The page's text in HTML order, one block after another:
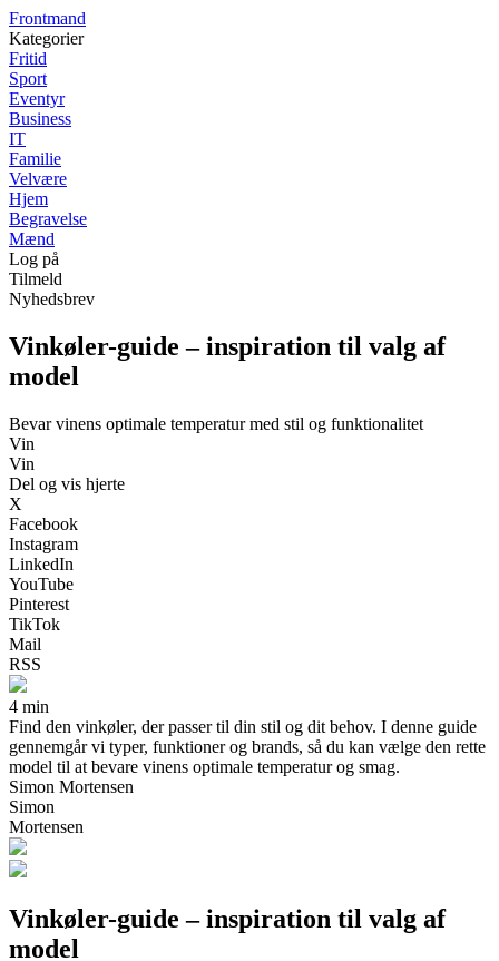
Frontmand
Kategorier
Fritid
Sport
Eventyr
Business
IT
Familie
Velvære
Hjem
Begravelse
Mænd
Log på
Tilmeld
Nyhedsbrev
Vinkøler-guide – inspiration til valg af
model
Bevar vinens optimale temperatur med stil og funktionalitet
Vin
Vin
Del og vis hjerte
X
Facebook
Instagram
LinkedIn
YouTube
Pinterest
TikTok
Mail
RSS
4 min
Find den vinkøler, der passer til din stil og dit behov. I denne guide
gennemgår vi typer, funktioner og brands, så du kan vælge den rette
model til at bevare vinens optimale temperatur og smag.
Simon Mortensen
Simon
Mortensen
Vinkøler-guide – inspiration til valg af
model